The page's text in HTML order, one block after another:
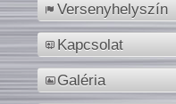
Versenyhelyszín
Kapcsolat
Galéria